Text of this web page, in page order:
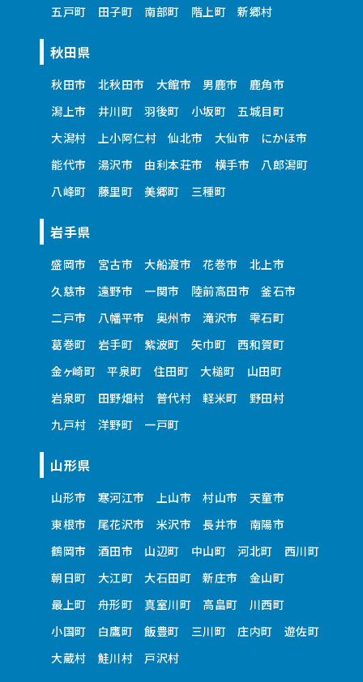
五戸町
田子町 南部町 階上町 新郷村
秋田県
秋田市 北秋田市 大館市 男鹿市
鹿角市
潟上市
井川町 羽後町 小坂町
五城目町
大潟村
上小阿仁村 仙北市 大仙市
にかほ市
能代市
湯沢市 由利本荘市 横手市
八郎潟町
八峰町
藤里町 美郷町 三種町
岩手県
盛岡市 宮古市 大船渡市 花巻市
北上市
久慈市
遠野市 一関市 陸前高田市
釜石市
二戸市
八幡平市 奥州市 滝沢市
雫石町
葛巻町
岩手町 紫波町 矢巾町
西和賀町
金ヶ崎町
平泉町 住田町 大槌町
山田町
岩泉町
田野畑村 普代村 軽米町
野田村
九戸村
洋野町 一戸町
山形県
山形市 寒河江市 上山市 村山市
天童市
東根市
尾花沢市 米沢市 長井市
南陽市
鶴岡市
酒田市 山辺町 中山町 河北町
西川町
朝日町
大江町 大石田町 新庄市
金山町
最上町
舟形町 真室川町 高畠町
川西町
小国町
白鷹町 飯豊町 三川町 庄内町
遊佐町
大蔵村
鮭川村 戸沢村